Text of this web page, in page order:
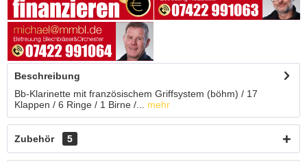
Beschreibung
Bb-Klarinette mit französischem Griffsystem (böhm) / 17
Klappen / 6 Ringe / 1 Birne /...
mehr
Zubehör 5